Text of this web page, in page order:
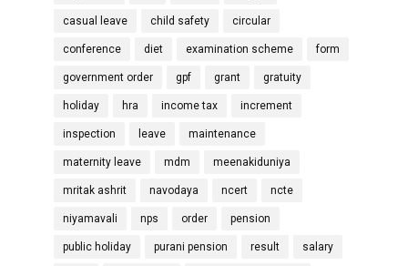
casual leave child safety circular
conference diet examination scheme form
government order gpf grant gratuity
holiday hra income tax increment
inspection leave maintenance
maternity leave mdm meenakiduniya
mritak ashrit navodaya ncert ncte
niyamavali nps order pension
public holiday purani pension result salary